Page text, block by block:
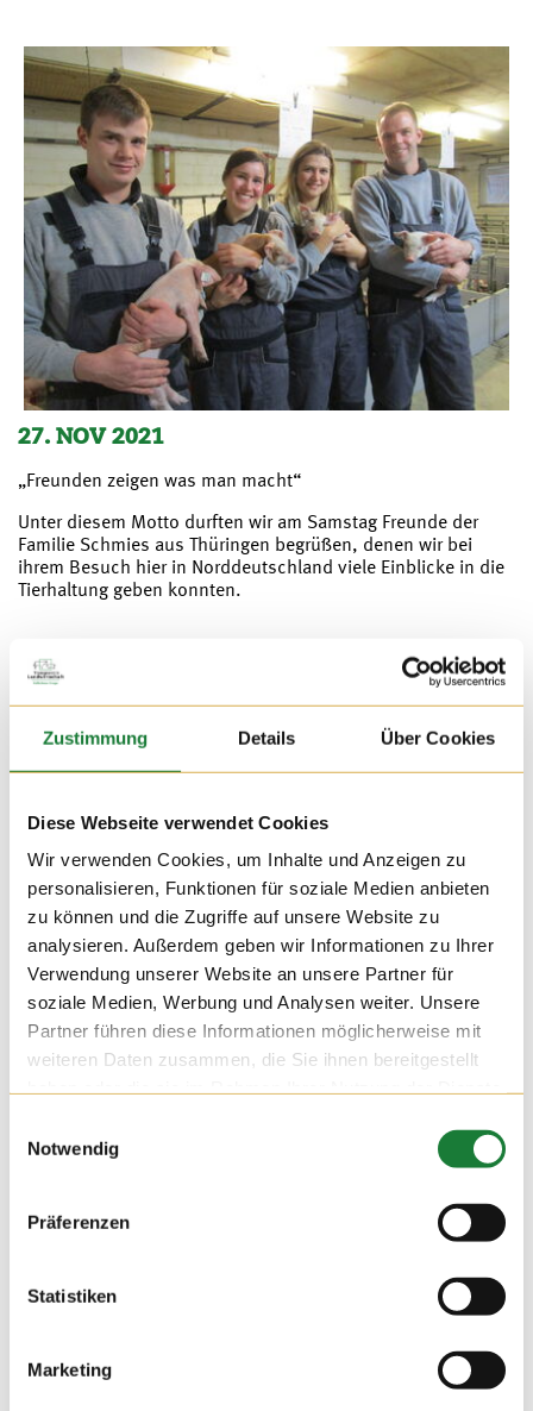
Zustimmung Details Über Cookies
Diese Webseite verwendet Cookies
Wir verwenden Cookies, um Inhalte und Anzeigen zu
personalisieren, Funktionen für soziale Medien anbieten
zu können und die Zugriffe auf unsere Website zu
analysieren. Außerdem geben wir Informationen zu Ihrer
Verwendung unserer Website an unsere Partner für
soziale Medien, Werbung und Analysen weiter. Unsere
Partner führen diese Informationen möglicherweise mit
weiteren Daten zusammen, die Sie ihnen bereitgestellt
Notwendig
Präferenzen
Statistiken
Marketing
27. NOV 2021
„Freunden zeigen was man macht“
Unter diesem Motto durften wir am Samstag Freunde der
Familie Schmies aus Thüringen begrüßen, denen wir bei
ihrem Besuch hier in Norddeutschland viele Einblicke in die
Tierhaltung geben konnten.
Wir durften am Mittwoch auf dem Hof Hatke die Klassen 4
Für die Schülerinnen und Schüler der Förderschule wurde die
Führung zu einer erlebnisreichen Stationsarbeit, bei der sie